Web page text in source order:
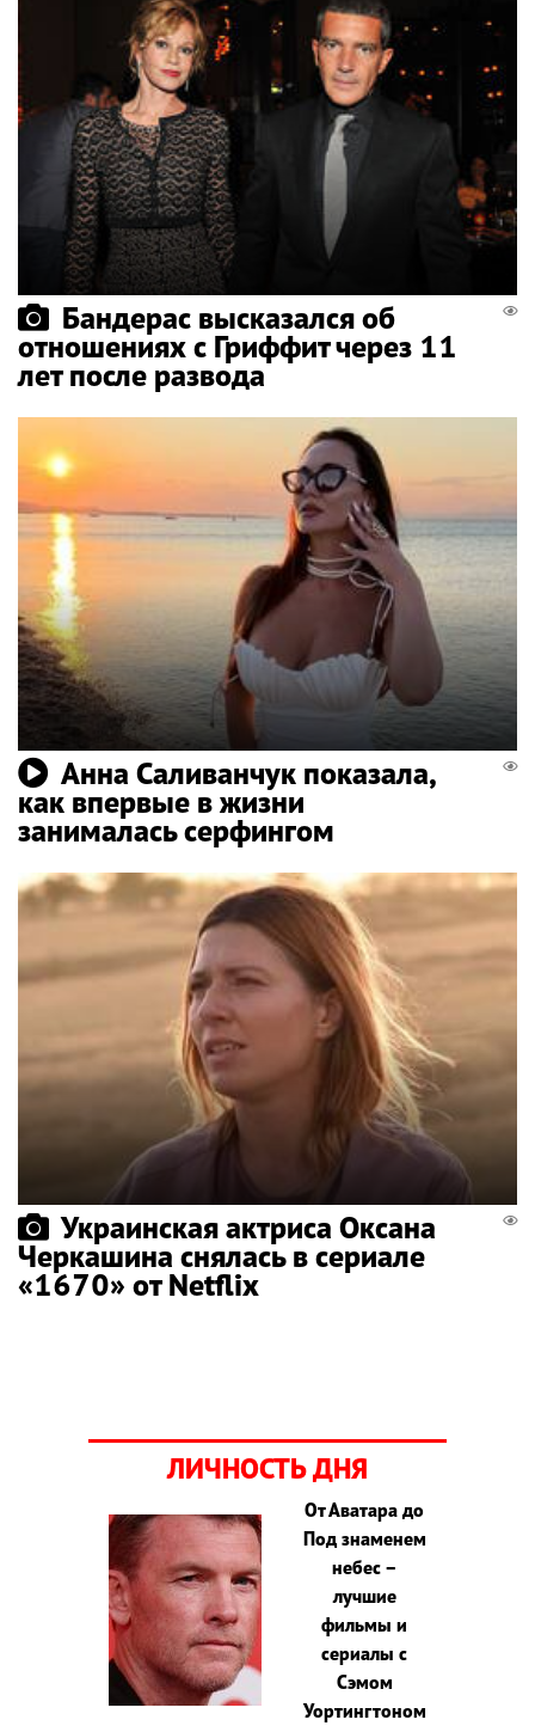
Бандерас высказался об
отношениях с Гриффит через 11
лет после развода
Анна Саливанчук показала,
как впервые в жизни
занималась серфингом
Украинская актриса Оксана
Черкашина снялась в сериале
«1670» от Netflix
ЛИЧНОСТЬ ДНЯ
От Аватара до
Под знаменем
небес –
лучшие
фильмы и
сериалы с
Сэмом
Уортингтоном